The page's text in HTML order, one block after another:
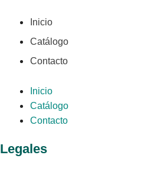
Inicio
Catálogo
Contacto
Inicio
Catálogo
Contacto
Legales